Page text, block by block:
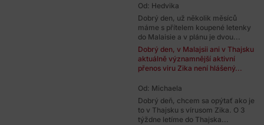
Od: Hedvika
Dobrý den, už několik měsíců
máme s přítelem koupené letenky
do Malaisie a v plánu je dvou...
Dobrý den, v Malajsii ani v Thajsku
aktuálně významnější aktivní
přenos viru Zika není hlášený...
Od: Michaela
Dobrý deň, chcem sa opýtať ako je
to v Thajsku s vírusom Zika. O 3
týždne letíme do Thajska...